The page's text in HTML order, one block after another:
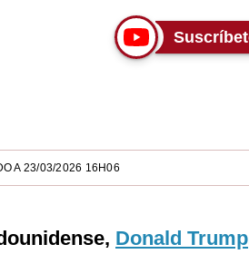
A 23/03/2026 16H06
Donald Trump